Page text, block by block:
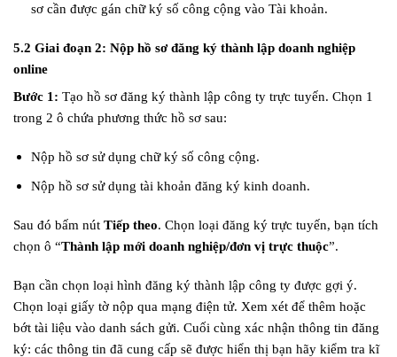
sơ cần được gán chữ ký số công cộng vào Tài khoản.
5.2 Giai đoạn 2: Nộp hồ sơ đăng ký thành lập doanh nghiệp
online
Bước 1: Tạo hồ sơ đăng ký thành lập công ty trực tuyến. Chọn 1
trong 2 ô chứa phương thức hồ sơ sau:
Nộp hồ sơ sử dụng chữ ký số công cộng.
Nộp hồ sơ sử dụng tài khoản đăng ký kinh doanh.
Sau đó bấm nút Tiếp theo. Chọn loại đăng ký trực tuyến, bạn tích
chọn ô “Thành lập mới doanh nghiệp/đơn vị trực thuộc”.
Bạn cần chọn loại hình đăng ký thành lập công ty được gợi ý.
Chọn loại giấy tờ nộp qua mạng điện tử. Xem xét để thêm hoặc
bớt tài liệu vào danh sách gửi. Cuối cùng xác nhận thông tin đăng
ký: các thông tin đã cung cấp sẽ được hiển thị bạn hãy kiểm tra kĩ